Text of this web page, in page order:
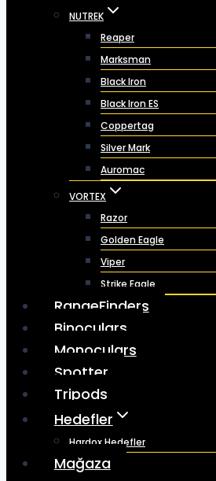
NUTREK
Reaper
Marksman
Black Iron
Black Iron ES
Coppertag
Silver Mark
Auromac
VORTEX
Razor
Golden Eagle
Viper
Strike Eagle
RangeFinders
Binoculars
Monoculars
Spotter
Tripods
Hedefler
Hardox Hedefler
Mağaza